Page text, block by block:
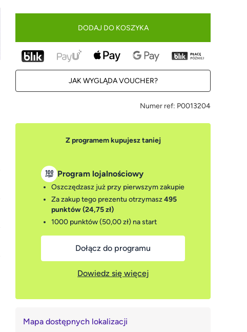
DODAJ DO KOSZYKA
JAK WYGLĄDA VOUCHER?
Numer ref: P0013204
Z programem kupujesz taniej
Program lojalnościowy
Oszczędzasz już przy pierwszym zakupie
Za zakup tego prezentu otrzymasz495
punktów (24,75 zł)
1000 punktów (50,00 zł) na start
Dołącz do programu
Dowiedz się więcej
Mapa dostępnych lokalizacji